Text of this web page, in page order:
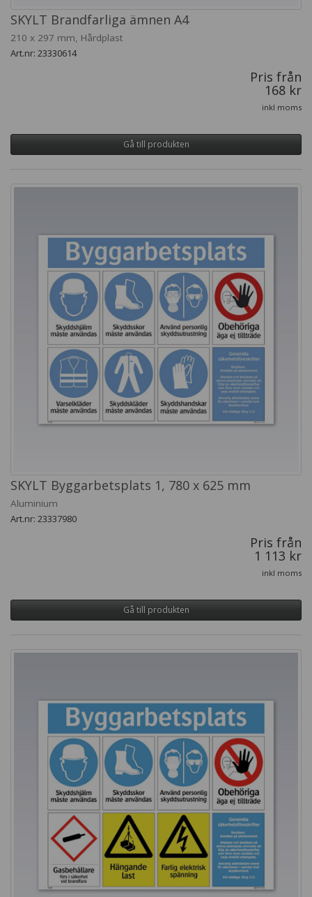
SKYLT Brandfarliga ämnen A4
210 x 297 mm, Hårdplast
Art.nr: 23330614
Pris från
168 kr
inkl moms
Gå till produkten
SKYLT Byggarbetsplats 1, 780 x 625 mm
Aluminium
Art.nr: 23337980
Pris från
1 113 kr
inkl moms
Gå till produkten